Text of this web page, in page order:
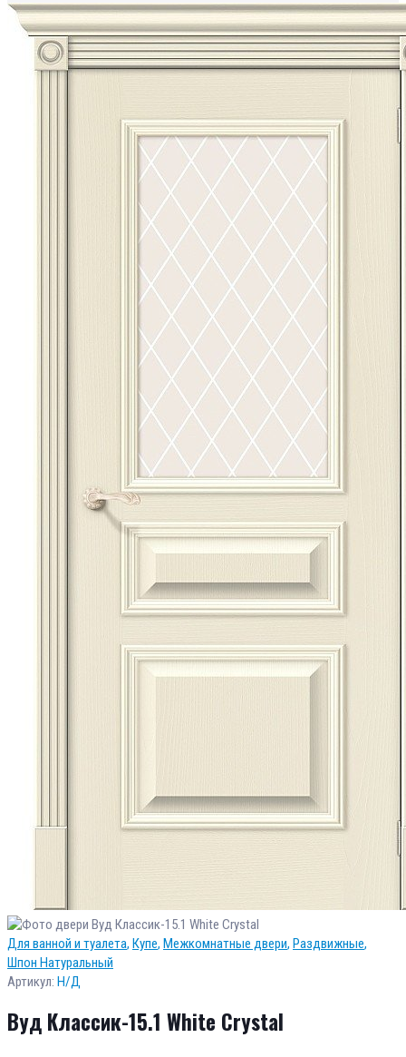
Для ванной и туалета, Купе, Межкомнатные двери, Раздвижные,
Шпон Натуральный
Артикул: Н/Д
Вуд Классик-15.1 White Сrystal